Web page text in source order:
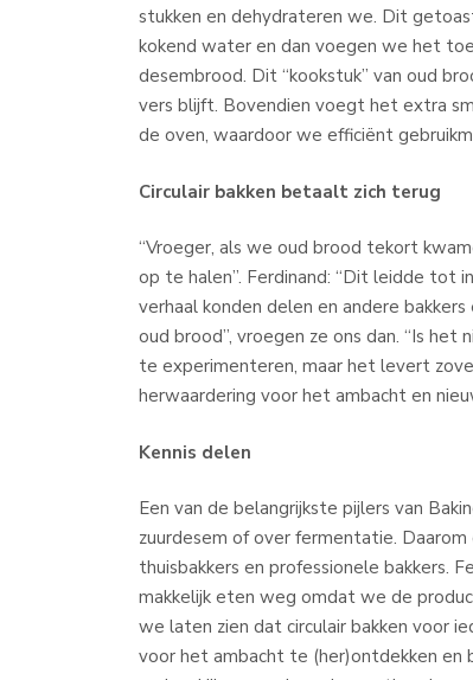
stukken en dehydrateren we. Dit
kokend water en dan voegen we het
desembrood. Dit “kookstuk” van oud
vers blijft. Bovendien voegt het extra
de oven, waardoor we efficiënt
Circulair bakken betaalt zich terug
“Vroeger, als we oud brood tekort
op te halen”. Ferdinand: “Dit leidde tot
verhaal konden delen en andere
oud brood”, vroegen ze ons dan. “Is
te experimenteren, maar het levert
herwaardering voor het ambacht en
Kennis delen
Een van de belangrijkste pijlers van
zuurdesem of over fermentatie.
thuisbakkers en professionele bakkers.
makkelijk eten weg omdat we de
we laten zien dat circulair bakken voor
voor het ambacht te (her)ontdekken